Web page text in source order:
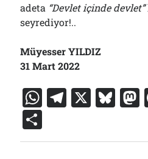
adeta “Devlet içinde devlet”
seyrediyor!..
Müyesser YILDIZ
31 Mart 2022
W
at
T
e
X Bl
e
h